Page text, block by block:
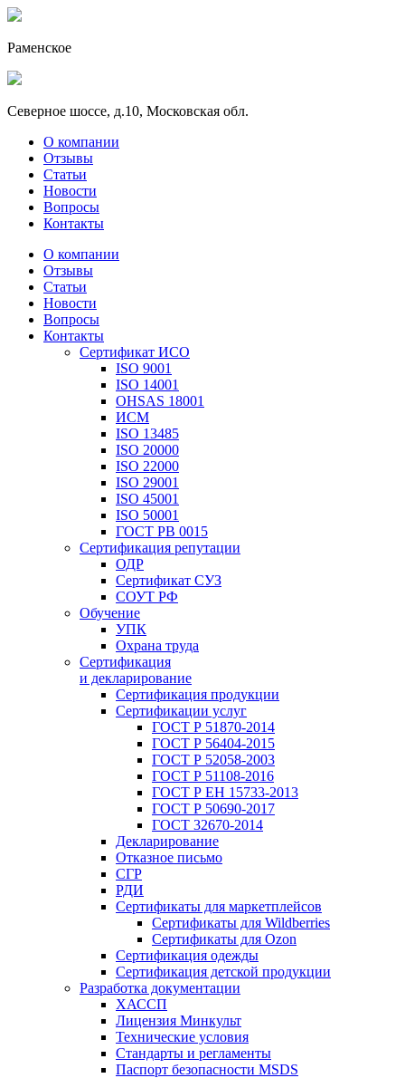
Раменское
Северное шоссе, д.10, Московская обл.
О компании
Отзывы
Статьи
Новости
Вопросы
Контакты
О компании
Отзывы
Статьи
Новости
Вопросы
Контакты
Сертификат ИСО
ISO 9001
ISO 14001
OHSAS 18001
ИСМ
ISO 13485
ISO 20000
ISO 22000
ISO 29001
ISO 45001
ISO 50001
ГОСТ РВ 0015
Сертификация репутации
ОДР
Сертификат СУЗ
СОУТ РФ
Обучение
УПК
Охрана труда
Сертификация
и декларирование
Сертификация продукции
Сертификации услуг
ГОСТ Р 51870-2014
ГОСТ Р 56404-2015
ГОСТ Р 52058-2003
ГОСТ Р 51108-2016
ГОСТ Р ЕН 15733-2013
ГОСТ Р 50690-2017
ГОСТ 32670-2014
Декларирование
Отказное письмо
СГР
РДИ
Сертификаты для маркетплейсов
Сертификаты для Wildberries
Сертификаты для Ozon
Сертификация одежды
Сертификация детской продукции
Разработка документации
ХАССП
Лицензия Минкульт
Технические условия
Стандарты и регламенты
Паспорт безопасности MSDS